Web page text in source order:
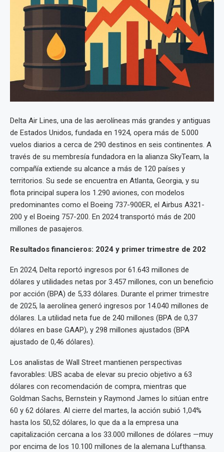
Delta Air Lines, una de las aerolíneas más grandes y antiguas
de Estados Unidos, fundada en 1924, opera más de 5.000
vuelos diarios a cerca de 290 destinos en seis continentes. A
través de su membresía fundadora en la alianza SkyTeam, la
compañía extiende su alcance a más de 120 países y
territorios. Su sede se encuentra en Atlanta, Georgia, y su
flota principal supera los 1.290 aviones, con modelos
predominantes como el Boeing 737-900ER, el Airbus A321-
200 y el Boeing 757-200. En 2024 transportó más de 200
millones de pasajeros.
Resultados financieros: 2024 y primer trimestre de 202
En 2024, Delta reportó ingresos por 61.643 millones de
dólares y utilidades netas por 3.457 millones, con un beneficio
por acción (BPA) de 5,33 dólares. Durante el primer trimestre
de 2025, la aerolínea generó ingresos por 14.040 millones de
dólares. La utilidad neta fue de 240 millones (BPA de 0,37
dólares en base GAAP), y 298 millones ajustados (BPA
ajustado de 0,46 dólares).
Los analistas de Wall Street mantienen perspectivas
favorables: UBS acaba de elevar su precio objetivo a 63
dólares con recomendación de compra, mientras que
Goldman Sachs, Bernstein y Raymond James lo sitúan entre
60 y 62 dólares. Al cierre del martes, la acción subió 1,04%
hasta los 50,52 dólares, lo que da a la empresa una
capitalización cercana a los 33.000 millones de dólares —muy
por encima de los 10.100 millones de la alemana Lufthansa.